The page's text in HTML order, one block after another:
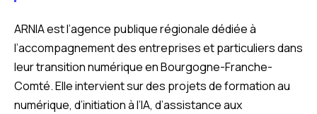
ARNIA est l’agence publique régionale dédiée à
l’accompagnement des entreprises et particuliers dans
leur transition numérique en Bourgogne-Franche-
Comté. Elle intervient sur des projets de formation au
numérique, d’initiation à l’IA, d’assistance aux